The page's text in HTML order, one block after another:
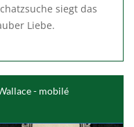
siegt das
Liebe.
- mobilé